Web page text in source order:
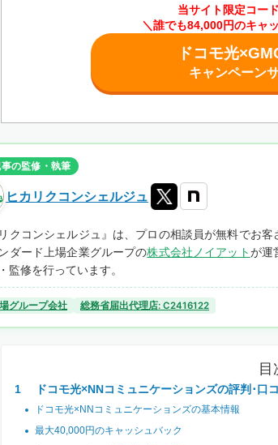
当サイト限定コー
＼誰でも84,000円のキャ
ドコモ光
キャンペーン
の監修・執筆
ヒカリクコンシェルジュ
リクコンシェルジュ』は、プロの相談員が無料でお
ダード上場企業グループの株式会社ノイアットが運
監修を行っています。
グループ会社 総務省届出代理店: C2416122
目
ドコモ光×NNコミュニケーションズの評判･口
ドコモ光×NNコミュニケーションズの基本情報
最大40,000円のキャッシュバック